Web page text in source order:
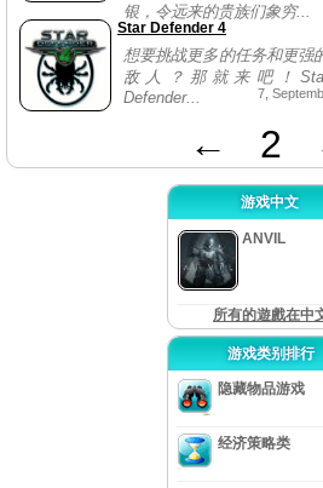
银，令远来的贵族们象穷...
Star Defender 4
想要挑战更多的任务和更强
敌人？那就来吧！
Defender...
7,
← 2
游戏中文
ANVIL
所有的遊戲在中
游戏类别排行
隐藏物品游戏
经济策略类